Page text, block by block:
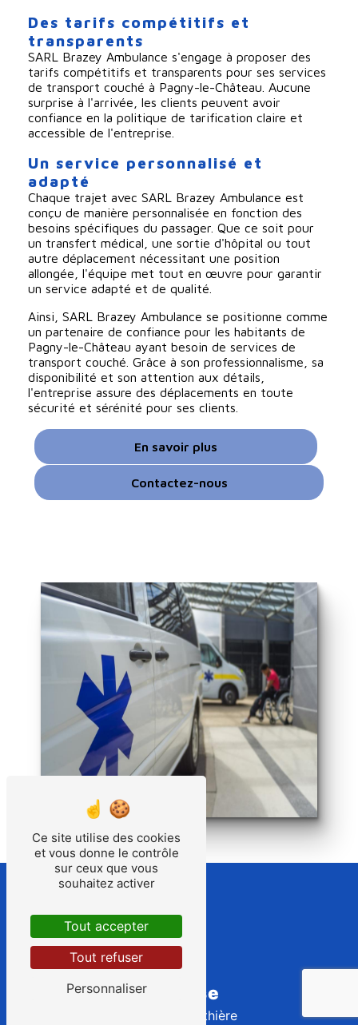
Des tarifs compétitifs et
transparents
SARL Brazey Ambulance s'engage à proposer des
tarifs compétitifs et transparents pour ses services
de transport couché à Pagny-le-Château. Aucune
surprise à l'arrivée, les clients peuvent avoir
confiance en la politique de tarification claire et
accessible de l'entreprise.
Un service personnalisé et
adapté
Chaque trajet avec SARL Brazey Ambulance est
conçu de manière personnalisée en fonction des
besoins spécifiques du passager. Que ce soit pour
un transfert médical, une sortie d'hôpital ou tout
autre déplacement nécessitant une position
allongée, l'équipe met tout en œuvre pour garantir
un service adapté et de qualité.
Ainsi, SARL Brazey Ambulance se positionne comme
un partenaire de confiance pour les habitants de
Pagny-le-Château ayant besoin de services de
transport couché. Grâce à son professionnalisme, sa
disponibilité et son attention aux détails,
l'entreprise assure des déplacements en toute
sécurité et sérénité pour ses clients.
En savoir plus
Contactez-nous
Adresse
3 Bis Rue Pauthière
Ce site utilise des cookies
et vous donne le contrôle
sur ceux que vous
souhaitez activer
Tout accepter
Tout refuser
Personnaliser